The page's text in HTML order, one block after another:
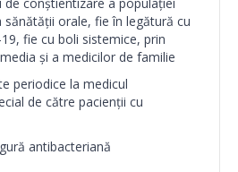
orale, fie în legătură cu
fie cu boli sistemice, prin
și a medicilor de familie
periodice la medicul
de către pacienții cu
antibacteriană